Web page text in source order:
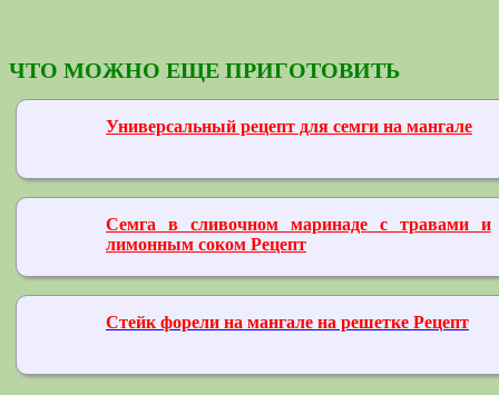
ЧТО МОЖНО ЕЩЕ ПРИГОТОВИТЬ
Универсальный рецепт для семги на мангале
Семга в сливочном маринаде с травами и
лимонным соком Рецепт
Стейк форели на мангале на решетке Рецепт